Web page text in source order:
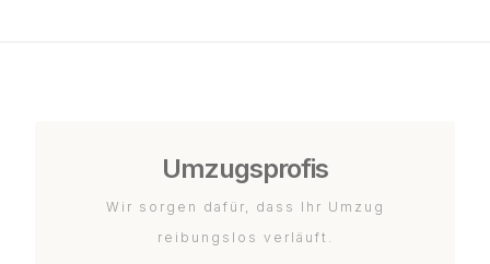
Umzugsprofis
Wir sorgen dafür, dass Ihr Umzug
reibungslos verläuft.